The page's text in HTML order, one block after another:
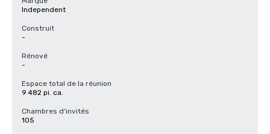
Independent
Construit
-
Rénové
-
Espace total de la réunion
9 482 pi. ca.
Chambres d'invités
105